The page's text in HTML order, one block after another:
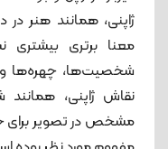
ژاپنی، همانند هنر
معنا برتری
شخصیت‌ها، چهره‌ها و
نقاش ژاپنی، همانند
مشخص در تصویر برای